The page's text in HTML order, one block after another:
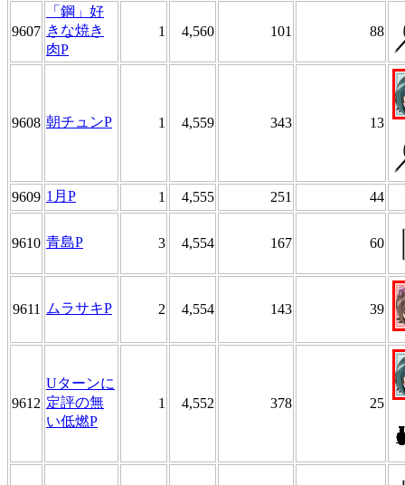
9607
「鋼」好
きな焼き
肉P
1 4,560 101 88
9608 朝チュンP 1 4,559 343 13
9609 1月P 1 4,555 251 44
9610 青島P 3 4,554 167 60
9611 ムラサキP 2 4,554 143 39
9612
Uターンに
定評の無
い低燃P
1 4,552 378 25